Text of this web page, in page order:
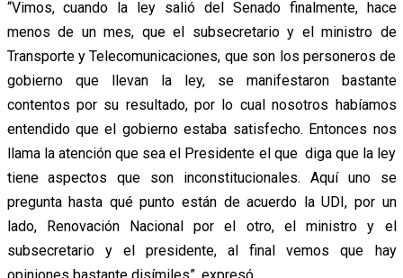
“Vimos, cuando la ley salió del Senado finalmente, hace
menos de un mes, que el subsecretario y el ministro de
Transporte y Telecomunicaciones, que son los personeros de
gobierno que llevan la ley, se manifestaron bastante
contentos por su resultado, por lo cual nosotros habíamos
entendido que el gobierno estaba satisfecho. Entonces nos
llama la atención que sea el Presidente el que diga que la ley
tiene aspectos que son inconstitucionales. Aquí uno se
pregunta hasta qué punto están de acuerdo la UDI, por un
lado, Renovación Nacional por el otro, el ministro y el
subsecretario y el presidente, al final vemos que hay
opiniones bastante disímiles”, expresó.